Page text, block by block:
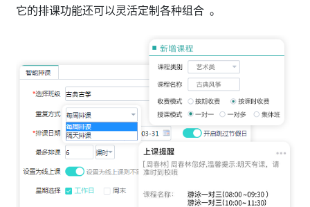
它的排课功能还可以灵活定制各种组合 。